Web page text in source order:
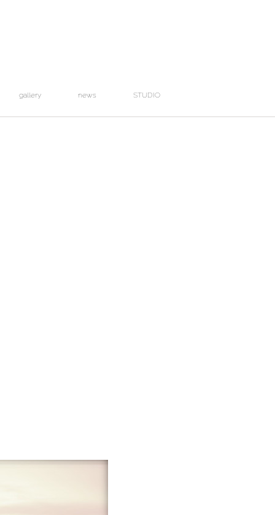
gallery news STUDIO